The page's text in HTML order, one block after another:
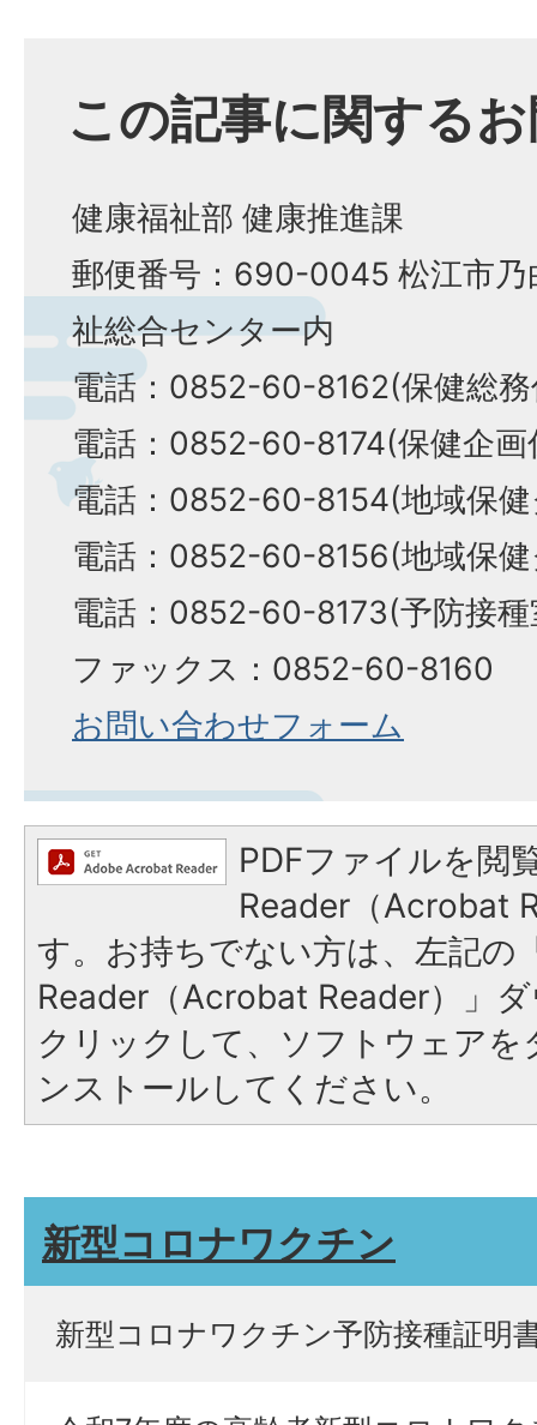
この記事に関する
健康福祉部 健康推進課
郵便番号：690-0045 松江市乃
祉総合センター内
電話：0852-60-8162(保健総務
電話：0852-60-8174(保健企画
電話：0852-60-8154(地域保
電話：0852-60-8156(地域保
電話：0852-60-8173(予防接種
ファックス：0852-60-8160
お問い合わせフォーム
PDFファイルを閲
Reader（Acrobat
す。お持ちでない方は、左記の
Reader（Acrobat Reader）」
クリックして、ソフトウェア
ンストールしてください。
新型コロナワクチン
新型コロナワクチン予防接種証明